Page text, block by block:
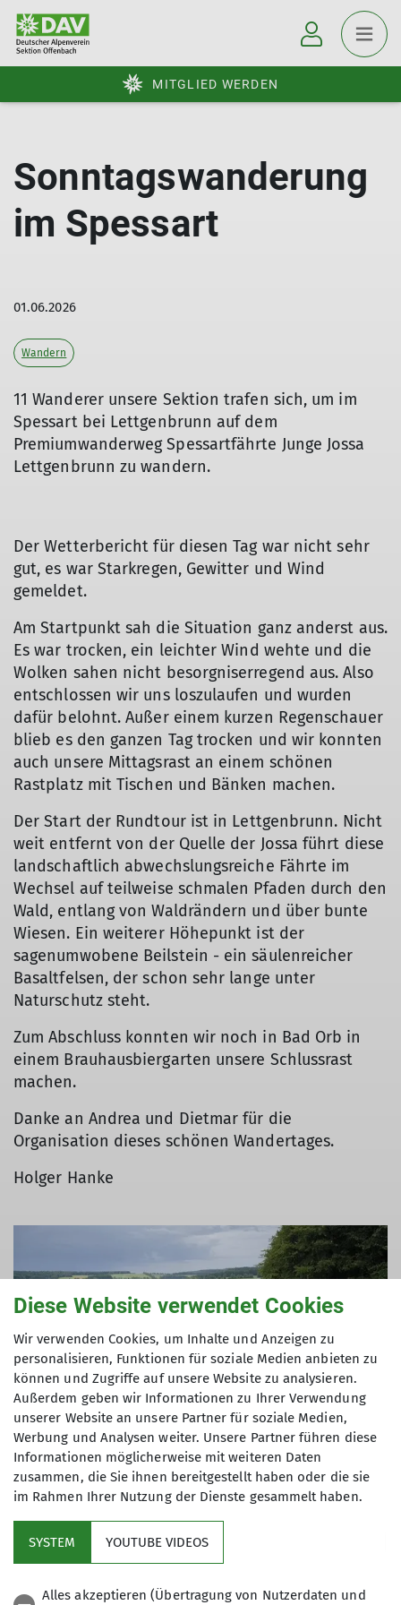
MITGLIED WERDEN
Sonntagswanderung
im Spessart
01.06.2026
Wandern
11 Wanderer unsere Sektion trafen sich, um im
Spessart bei Lettgenbrunn auf dem
Premiumwanderweg Spessartfährte Junge Jossa
Lettgenbrunn zu wandern.
Der Wetterbericht für diesen Tag war nicht sehr
gut, es war Starkregen, Gewitter und Wind
gemeldet.
Am Startpunkt sah die Situation ganz anderst aus.
Es war trocken, ein leichter Wind wehte und die
Wolken sahen nicht besorgniserregend aus. Also
entschlossen wir uns loszulaufen und wurden
dafür belohnt. Außer einem kurzen Regenschauer
blieb es den ganzen Tag trocken und wir konnten
auch unsere Mittagsrast an einem schönen
Rastplatz mit Tischen und Bänken machen.
Der Start der Rundtour ist in Lettgenbrunn. Nicht
weit entfernt von der Quelle der Jossa führt diese
landschaftlich abwechslungsreiche Fährte im
Wechsel auf teilweise schmalen Pfaden durch den
Wald, entlang von Waldrändern und über bunte
Wiesen. Ein weiterer Höhepunkt ist der
sagenumwobene Beilstein - ein säulenreicher
Basaltfelsen, der schon sehr lange unter
Naturschutz steht.
Zum Abschluss konnten wir noch in Bad Orb in
einem Brauhausbiergarten unsere Schlussrast
machen.
Danke an Andrea und Dietmar für die
Organisation dieses schönen Wandertages.
Holger Hanke
Diese Website verwendet Cookies
Wir verwenden Cookies, um Inhalte und Anzeigen zu
personalisieren, Funktionen für soziale Medien anbieten zu
können und Zugriffe auf unsere Website zu analysieren.
Außerdem geben wir Informationen zu Ihrer Verwendung
unserer Website an unsere Partner für soziale Medien,
Werbung und Analysen weiter. Unsere Partner führen diese
Informationen möglicherweise mit weiteren Daten
zusammen, die Sie ihnen bereitgestellt haben oder die sie
im Rahmen Ihrer Nutzung der Dienste gesammelt haben.
SYSTEM YOUTUBE VIDEOS
Alles akzeptieren (Übertragung von Nutzerdaten und